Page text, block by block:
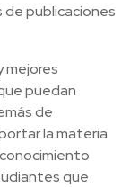
de publicaciones
mejores
puedan
de
la materia
que